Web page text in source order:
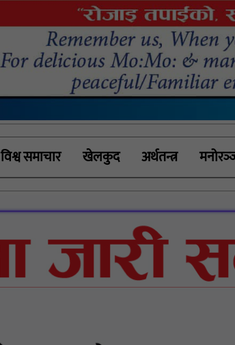
विश्व समाचार खेलकुद अर्थतन्त्र